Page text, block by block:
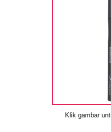
Klik gambar